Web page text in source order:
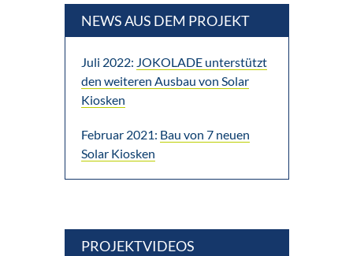
NEWS AUS DEM PROJEKT
Juli 2022: JOKOLADE unterstützt
den weiteren Ausbau von Solar
Kiosken
Februar 2021: Bau von 7 neuen
Solar Kiosken
PROJEKTVIDEOS